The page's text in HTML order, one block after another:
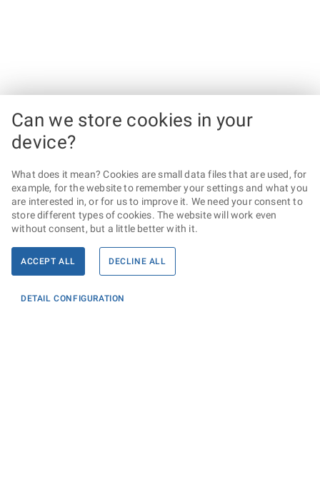
Can we store cookies in your
device?
What does it mean? Cookies are small data files that are used, for
example, for the website to remember your settings and what you
are interested in, or for us to improve it. We need your consent to
store different types of cookies. The website will work even
without consent, but a little better with it.
ACCEPT ALL DECLINE ALL
DETAIL CONFIGURATION